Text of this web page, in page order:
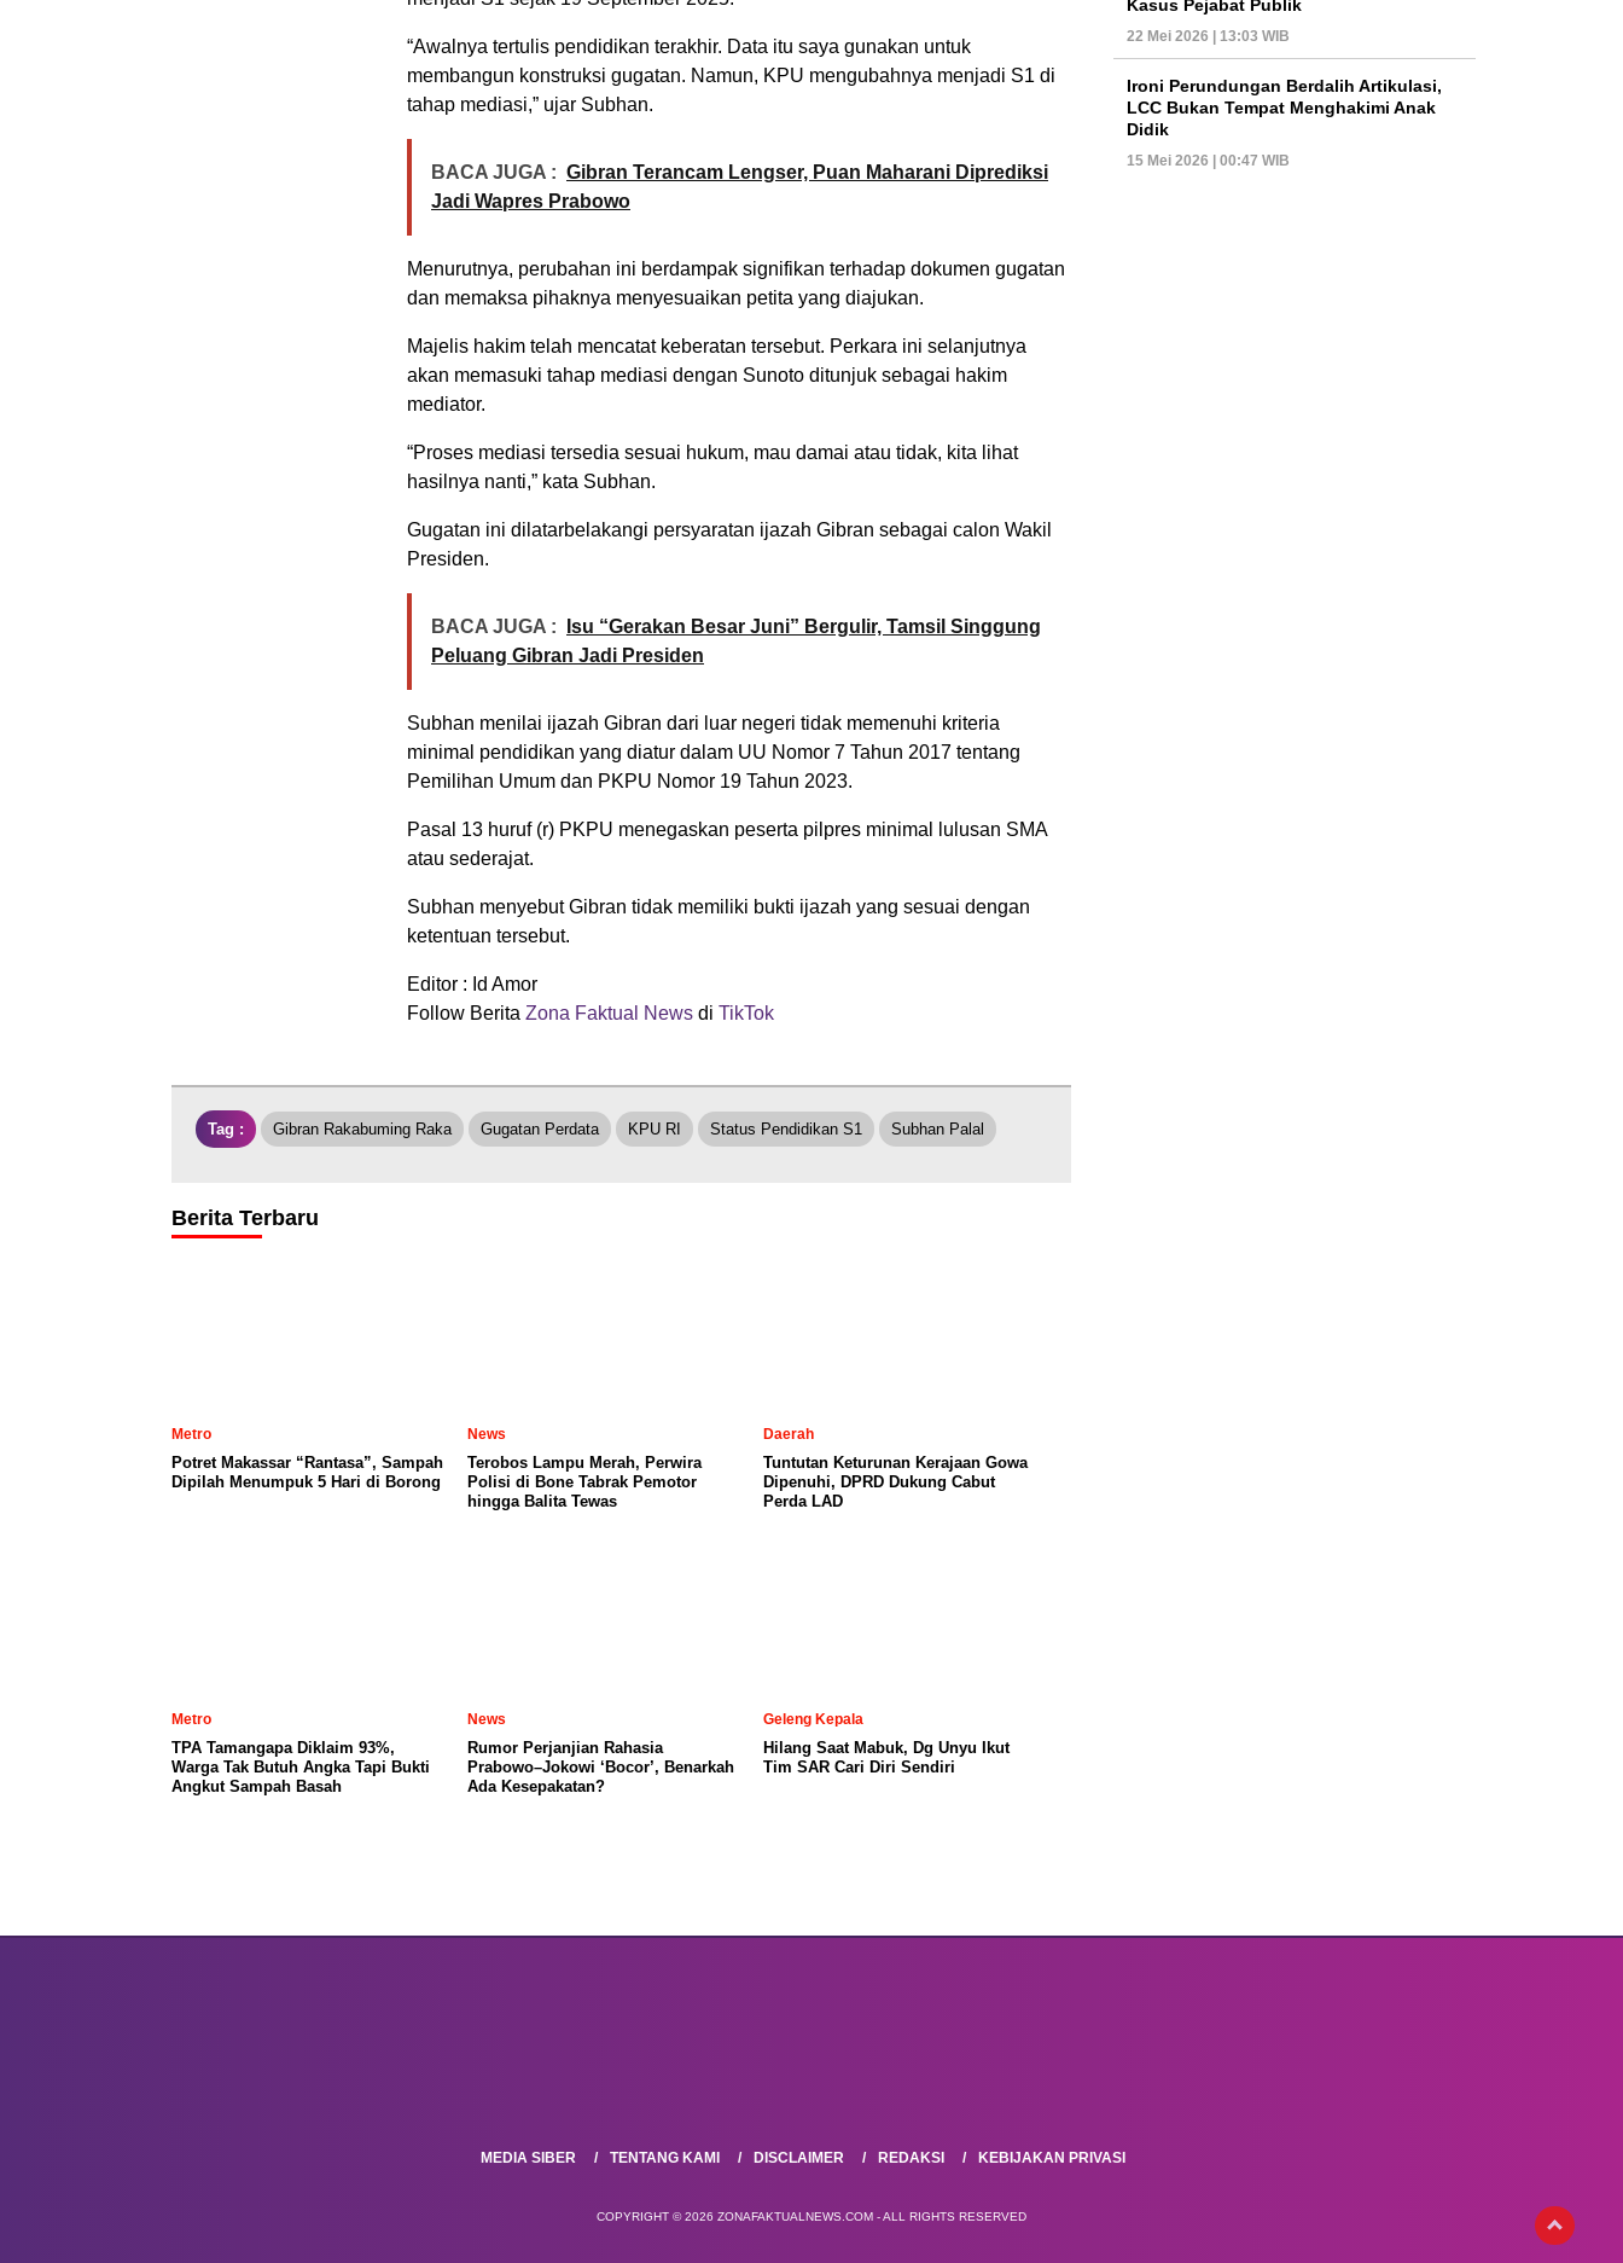
“Awalnya tertulis pendidikan terakhir. Data itu saya gunakan untuk
membangun konstruksi gugatan. Namun, KPU mengubahnya menjadi S1 di
tahap mediasi,” ujar Subhan.
BACA JUGA : Gibran Terancam Lengser, Puan Maharani Diprediksi
Jadi Wapres Prabowo
Menurutnya, perubahan ini berdampak signifikan terhadap dokumen gugatan
dan memaksa pihaknya menyesuaikan petita yang diajukan.
Majelis hakim telah mencatat keberatan tersebut. Perkara ini selanjutnya
akan memasuki tahap mediasi dengan Sunoto ditunjuk sebagai hakim
mediator.
“Proses mediasi tersedia sesuai hukum, mau damai atau tidak, kita lihat
hasilnya nanti,” kata Subhan.
Gugatan ini dilatarbelakangi persyaratan ijazah Gibran sebagai calon Wakil
Presiden.
BACA JUGA :
Isu “Gerakan Besar Juni” Bergulir, Tamsil Singgung
Peluang Gibran Jadi Presiden
Subhan menilai ijazah Gibran dari luar negeri tidak memenuhi kriteria
minimal pendidikan yang diatur dalam UU Nomor 7 Tahun 2017 tentang
Pemilihan Umum dan PKPU Nomor 19 Tahun 2023.
Pasal 13 huruf (r) PKPU menegaskan peserta pilpres minimal lulusan SMA
atau sederajat.
Subhan menyebut Gibran tidak memiliki bukti ijazah yang sesuai dengan
ketentuan tersebut.
Editor : Id Amor
Follow Berita Zona Faktual News di TikTok
Tag : Gibran Rakabuming Raka Gugatan Perdata KPU RI Status Pendidikan S1 Subhan Palal
Berita Terbaru
Metro
Potret Makassar “Rantasa”, Sampah
Dipilah Menumpuk 5 Hari di Borong
News
Terobos Lampu Merah, Perwira
Polisi di Bone Tabrak Pemotor
hingga Balita Tewas
Daerah
Tuntutan Keturunan Kerajaan Gowa
Dipenuhi, DPRD Dukung Cabut
Perda LAD
Metro
TPA Tamangapa Diklaim 93%,
Warga Tak Butuh Angka Tapi Bukti
Angkut Sampah Basah
News
Rumor Perjanjian Rahasia
Prabowo–Jokowi ‘Bocor’, Benarkah
Ada Kesepakatan?
Geleng Kepala
Hilang Saat Mabuk, Dg Unyu Ikut
Tim SAR Cari Diri Sendiri
Kasus Pejabat Publik
22 Mei 2026 | 13:03 WIB
Ironi Perundungan Berdalih Artikulasi,
LCC Bukan Tempat Menghakimi Anak
Didik
15 Mei 2026 | 00:47 WIB
MEDIA SIBER TENTANG KAMI DISCLAIMER REDAKSI KEBIJAKAN PRIVASI
COPYRIGHT © 2026 ZONAFAKTUALNEWS.COM - ALL RIGHTS RESERVED